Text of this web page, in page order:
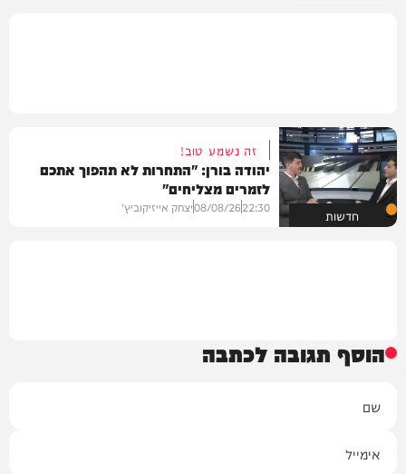
חדשות
זה נשמע טוב!
יהודה בורן: "התחרות לא תהפוך אתכם
לזמרים מצליחים"
22:30
08/08/26יצחק אייזיקוביץ'
הוסף תגובה לכתבה